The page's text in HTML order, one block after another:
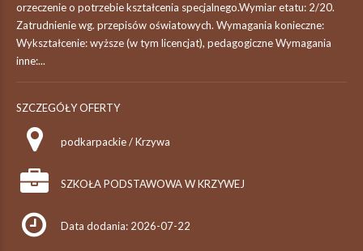
orzeczenie o potrzebie kształcenia specjalnego.Wymiar etatu: 2/20.
Zatrudnienie wg. przepisów oświatowych. Wymagania konieczne:
Wykształcenie: wyższe (w tym licencjat), pedagogiczne Wymagania
inne:...
SZCZEGÓŁY OFERTY
podkarpackie / Krzywa
SZKOŁA PODSTAWOWA W KRZYWEJ
Data dodania: 2026-07-22